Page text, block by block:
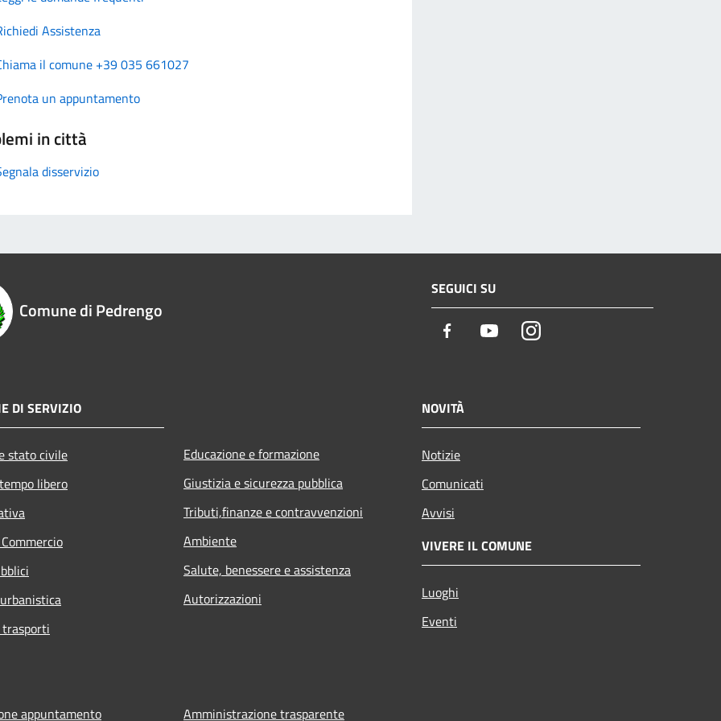
Assistenza
il comune +39 035 661027
un appuntamento
in città
disservizio
Comune di Pedrengo
SEGUICI SU
Facebook YoutubeInstagram
DI SERVIZIO
stato civile
libero
Educazione e formazione
Giustizia e sicurezza pubblica
Tributi,finanze e contravvenzioni
Ambiente
Salute, benessere e assistenza
Autorizzazioni
NOVITÀ
Notizie
Comunicati
Avvisi
VIVERE IL COMUNE
Luoghi
Eventi
appuntamento Amministrazione trasparente